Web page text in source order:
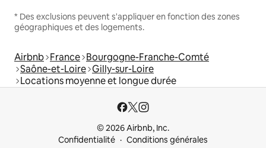
* Des exclusions peuvent s'appliquer en fonction des zones
géographiques et des logements.
Airbnb France Bourgogne-Franche-Comté
Saône-et-Loire Gilly-sur-Loire
Locations moyenne et longue durée
© 2026 Airbnb, Inc.
Confidentialité
Conditions générales